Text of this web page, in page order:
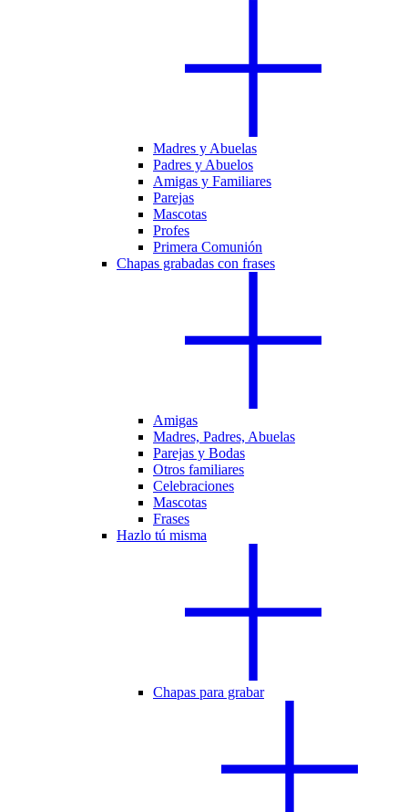
Madres y Abuelas
Padres y Abuelos
Amigas y Familiares
Parejas
Mascotas
Profes
Primera Comunión
Chapas grabadas con frases
Amigas
Madres, Padres, Abuelas
Parejas y Bodas
Otros familiares
Celebraciones
Mascotas
Frases
Hazlo tú misma
Chapas para grabar